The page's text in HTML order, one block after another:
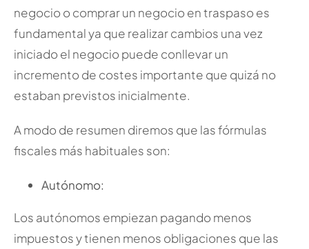
negocio o comprar un negocio en traspaso es
fundamental ya que realizar cambios una vez
iniciado el negocio puede conllevar un
incremento de costes importante que quizá no
estaban previstos inicialmente.
A modo de resumen diremos que las fórmulas
fiscales más habituales son:
Autónomo:
Los autónomos empiezan pagando menos
impuestos y tienen menos obligaciones que las